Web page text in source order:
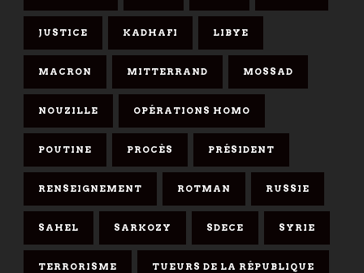
JUSTICE KADHAFI LIBYE
MACRON MITTERRAND MOSSAD
NOUZILLE OPÉRATIONS HOMO
POUTINE PROCÈS PRÉSIDENT
RENSEIGNEMENT ROTMAN RUSSIE
SAHEL SARKOZY SDECE SYRIE
TERRORISME TUEURS DE LA RÉPUBLIQUE